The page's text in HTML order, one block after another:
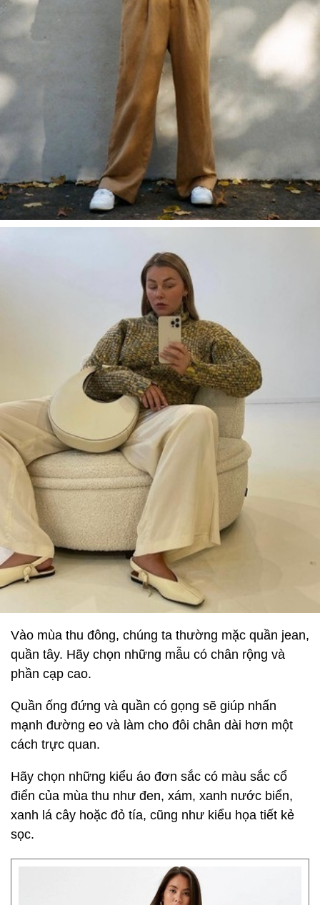
Vào mùa thu đông, chúng ta thường mặc quần jean,
quần tây. Hãy chọn những mẫu có chân rộng và
phần cạp cao.
Quần ống đứng và quần có gọng sẽ giúp nhấn
mạnh đường eo và làm cho đôi chân dài hơn một
cách trực quan.
Hãy chọn những kiểu áo đơn sắc có màu sắc cổ
điển của mùa thu như đen, xám, xanh nước biển,
xanh lá cây hoặc đỏ tía, cũng như kiểu họa tiết kẻ
sọc.